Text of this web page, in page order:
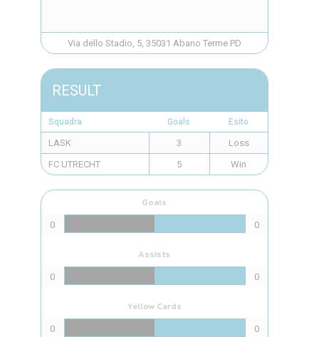
Via dello Stadio, 5, 35031 Abano Terme PD
RESULT
Squadra Goals Esito
LASK 3
Loss
FC UTRECHT
5 Win
Goals
0 0
Assists
0 0
Yellow Cards
0 0